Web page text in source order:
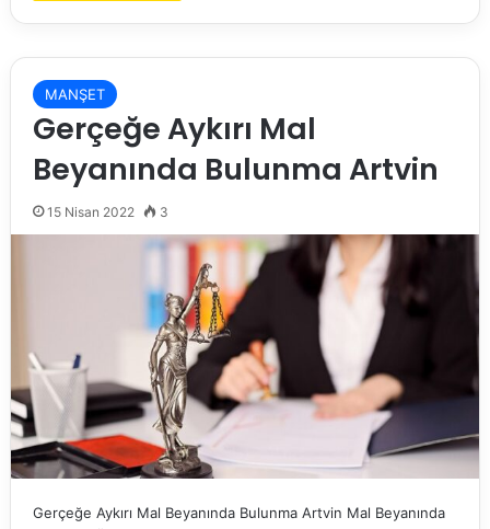
MANŞET
Gerçeğe Aykırı Mal
Beyanında Bulunma Artvin
15 Nisan 2022 3
Gerçeğe Aykırı Mal Beyanında Bulunma Artvin Mal Beyanında